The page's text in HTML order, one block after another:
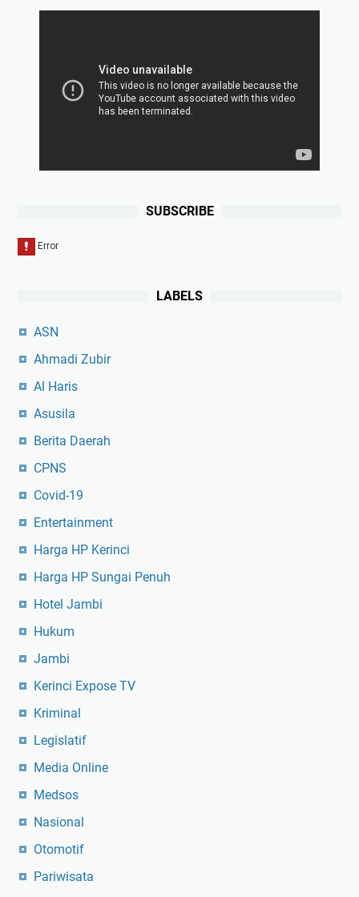
SUBSCRIBE
LABELS
ASN
Ahmadi Zubir
Al Haris
Asusila
Berita Daerah
CPNS
Covid-19
Entertainment
Harga HP Kerinci
Harga HP Sungai Penuh
Hotel Jambi
Hukum
Jambi
Kerinci Expose TV
Kriminal
Legislatif
Media Online
Medsos
Nasional
Otomotif
Pariwisata